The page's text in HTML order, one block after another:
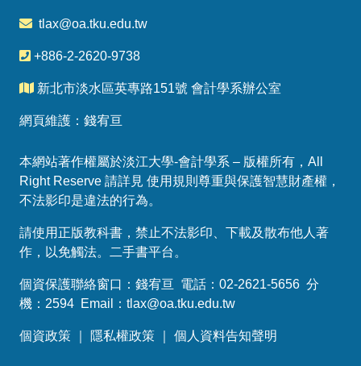
tlax@oa.tku.edu.tw
+886-2-2620-9738
新北市淡水區英專路151號 會計學系辦公室
網頁維護：錢宥亘
本網站著作權屬於淡江大學-會計學系 – 版權所有，All
Right Reserve 請詳見 使用規則尊重與保護智慧財產權，
不法影印是違法的行為。
請使用正版教科書，禁止不法影印、下載及散布他人著
作，以免觸法。
二手書平台 。
個資保護聯絡窗口：錢宥亘 電話：02-2621-5656 分
機：2594 Email： tlax@oa.tku.edu.tw
個資政策 隱私權政策 個人資料告知聲明